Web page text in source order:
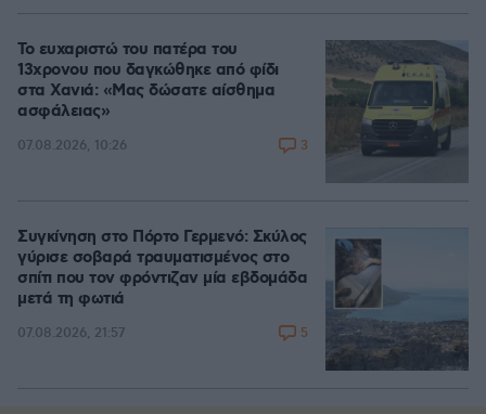
Το ευχαριστώ του πατέρα του
13χρονου που δαγκώθηκε από φίδι
στα Χανιά: «Μας δώσατε αίσθημα
ασφάλειας»
07.08.2026, 10:26 3
Συγκίνηση στο Πόρτο Γερμενό: Σκύλος
γύρισε σοβαρά τραυματισμένος στο
σπίτι που τον φρόντιζαν μία εβδομάδα
μετά τη φωτιά
07.08.2026, 21:57 5